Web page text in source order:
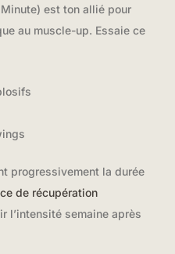
est ton allié pour
au muscle-up. Essaie ce
progressivement la durée
de récupération
l’intensité semaine après